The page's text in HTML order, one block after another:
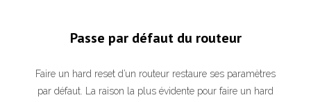
Passe par défaut du routeur
Faire un hard reset d’un routeur restaure ses paramètres
par défaut. La raison la plus évidente pour faire un hard